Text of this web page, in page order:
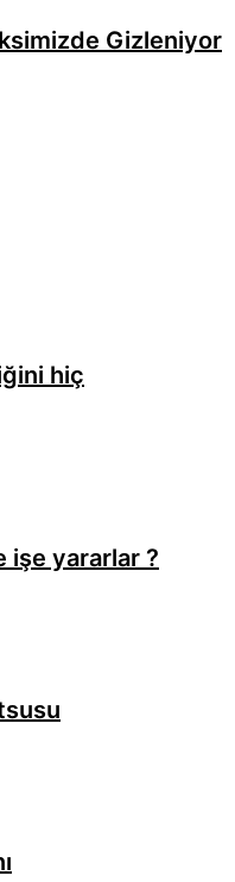
Gizleniyor
hiç
işe yararlar ?